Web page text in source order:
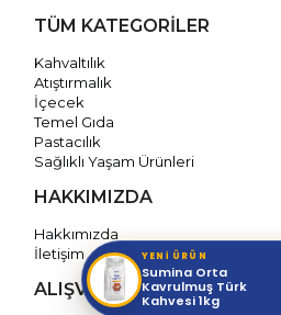
TÜM KATEGORİLER
Kahvaltılık
Atıştırmalık
İçecek
Temel Gıda
Pastacılık
Sağlıklı Yaşam Ürünleri
HAKKIMIZDA
Hakkımızda
İletişim
ALIŞVERİŞ BİLGİLERİ
YENİ ÜRÜN
Sumina Orta
Kavrulmuş Türk
Kahvesi 1kg